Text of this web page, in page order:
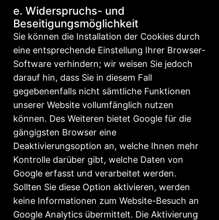
e. Widerspruchs- und
Beseitigungsmöglichkeit
Sie können die Installation der Cookies durch
eine entsprechende Einstellung Ihrer Browser-
Software verhindern; wir weisen Sie jedoch
darauf hin, dass Sie in diesem Fall
gegebenenfalls nicht sämtliche Funktionen
unserer Website vollumfänglich nutzen
können. Des Weiteren bietet Google für die
gängigsten Browser eine
Deaktivierungsoption an, welche Ihnen mehr
Kontrolle darüber gibt, welche Daten von
Google erfasst und verarbeitet werden.
Sollten Sie diese Option aktivieren, werden
keine Informationen zum Website-Besuch an
Google Analytics übermittelt. Die Aktivierung